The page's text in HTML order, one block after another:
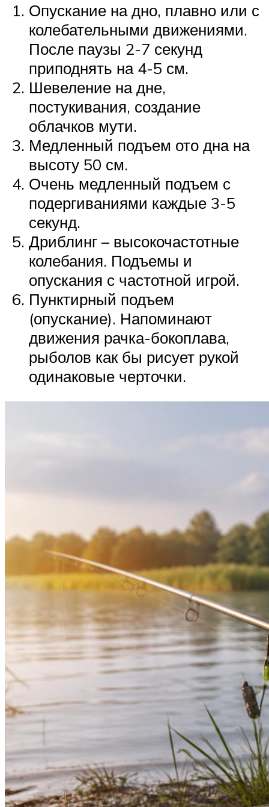
Опускание на дно, плавно или с
колебательными движениями.
После паузы 2-7 секунд
приподнять на 4-5 см.
Шевеление на дне,
постукивания, создание
облачков мути.
Медленный подъем ото дна на
высоту 50 см.
Очень медленный подъем с
подергиваниями каждые 3-5
секунд.
Дриблинг – высокочастотные
колебания. Подъемы и
опускания с частотной игрой.
Пунктирный подъем
(опускание). Напоминают
движения рачка-бокоплава,
рыболов как бы рисует рукой
одинаковые черточки.